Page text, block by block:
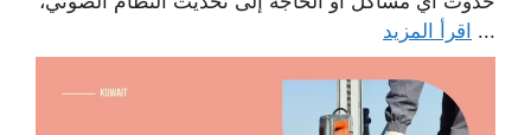
... اقرأ المزيد